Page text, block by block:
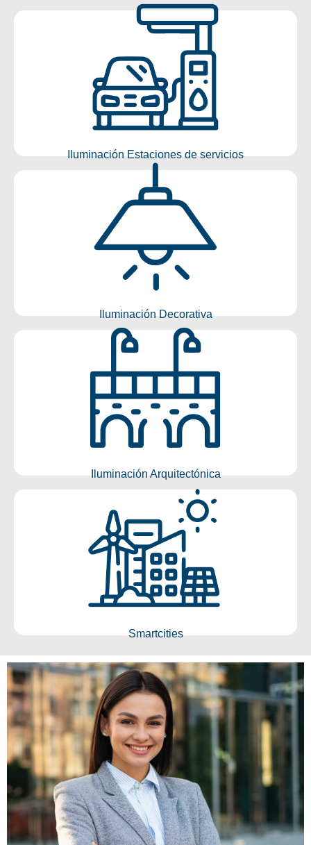
Iluminación Estaciones de servicios
Iluminación Estaciones de
servicios
Conocer más
Iluminación Decorativa
Iluminación Decorativa
Conocer más
Iluminación Arquitectónica
Iluminación Arquitectónica
Conocer más
Smartcities
Smartcities
Conocer más